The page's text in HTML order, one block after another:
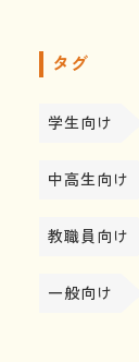
タグ
学生向け
中高生向け
教職員向け
一般向け